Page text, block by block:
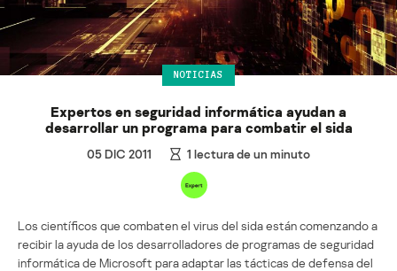
NOTICIAS
Expertos en seguridad informática ayudan a
desarrollar un programa para combatir el sida
05 DIC 2011 1 lectura de un minuto
Los científicos que combaten el virus del sida están comenzando a
recibir la ayuda de los desarrolladores de programas de seguridad
informática de Microsoft para adaptar las tácticas de defensa del